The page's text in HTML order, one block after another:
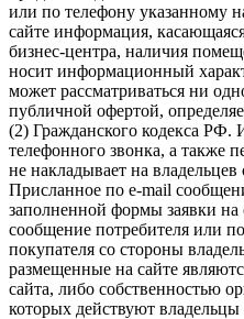
или по телефону указанному
сайте информация,
бизнес-центра, наличия
носит информационный
может рассматриваться ни
публичной офертой,
(2) Гражданского кодекса РФ.
телефонного звонка, а также
не накладывает на владельцев
Присланное по e-mail
заполненной формы заявки на
сообщение потребителя или
покупателя со стороны
размещенные на сайте
сайта, либо собственностью
которых действуют владельцы